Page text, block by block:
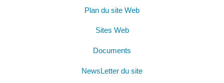
Plan du site Web
Sites Web
Documents
NewsLetter du site